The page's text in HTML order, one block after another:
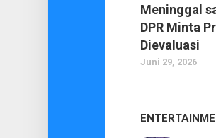
Meninggal
DPR Minta
Dievaluasi
Juni 29, 2026